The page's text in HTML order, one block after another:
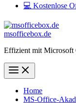
💻 Kostenlose
msofficebox.de
Effizient mit Microsoft
Home
MS-Office-